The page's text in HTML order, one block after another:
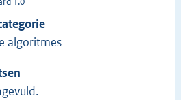
algoritmes